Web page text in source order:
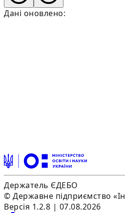
Дані оновлено:
Держатель ЄДЕБО
© Державне підприємство
Версія 1.2.8 | 07.08.2026